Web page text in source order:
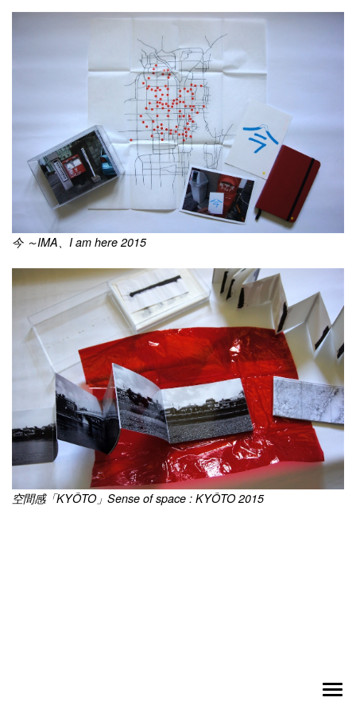
今 ～IMA、I am here 2015
空間感「KYÔTO」Sense of space : KYÔTO 2015